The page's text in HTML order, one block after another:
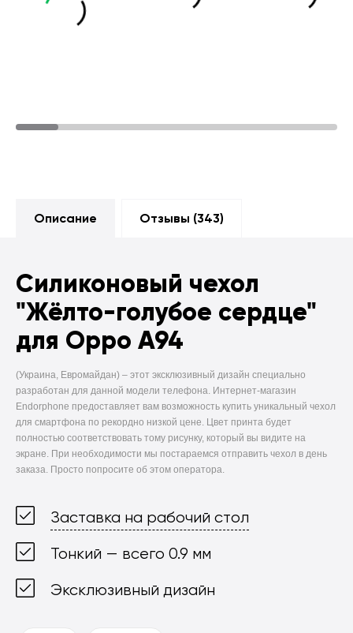
Описание Отзывы (343)
Силиконовый чехол
"Жёлто-голубое сердце"
для Oppo A94
(Украина, Евромайдан) – этот эксклюзивный дизайн специально
разработан для данной модели телефона. Интернет-магазин
Endorphone предоставляет вам возможность купить уникальный чехол
для смартфона по рекордно низкой цене. Цвет принта будет
полностью соответствовать тому рисунку, который вы видите на
экране. При необходимости мы постараемся отправить чехол в день
заказа. Просто попросите об этом оператора.
Заставка на рабочий стол
Тонкий — всего 0.9 мм
Эксклюзивный дизайн